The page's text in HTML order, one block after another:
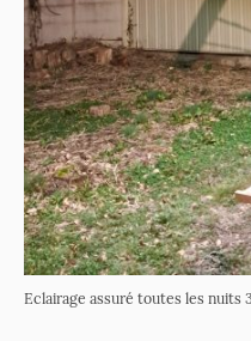
Eclairage assuré toutes les nuits